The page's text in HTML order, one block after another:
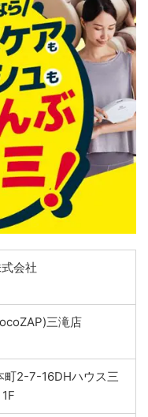
会社
三滝店
町2-7-16DHハウス三